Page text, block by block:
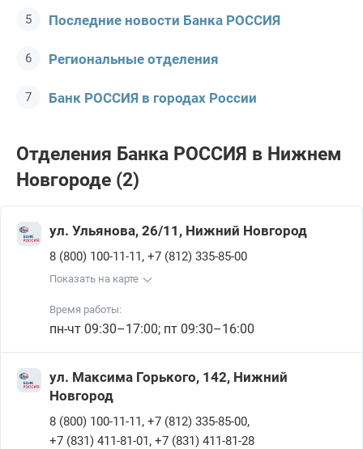
Последние новости Банка РОССИЯ
Региональные отделения
Банк РОССИЯ в городах России
Отделения Банка РОССИЯ в Нижнем
Новгороде (2)
ул. Ульянова, 26/11, Нижний Новгород
8 (800) 100-11-11, +7 (812) 335-85-00
Показать на карте
Время работы:
пн-чт 09:30–17:00; пт 09:30–16:00
ул. Максима Горького, 142, Нижний
Новгород
8 (800) 100-11-11, +7 (812) 335-85-00,
+7 (831) 411-81-01, +7 (831) 411-81-28